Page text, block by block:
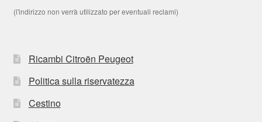
(l'indirizzo non verrà utilizzato per eventuali reclami)
Ricambi Citroën Peugeot
Politica sulla riservatezza
Cestino